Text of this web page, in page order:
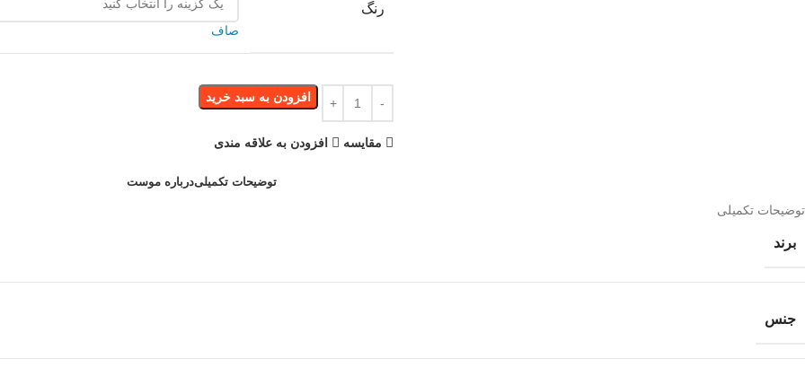
رنگ
صاف
افزودن به سبد خرید
مقایسه افزودن به علاقه مندی
توضیحات تکمیلیدرباره موست
توضیحات تکمیلی
برند
جنس